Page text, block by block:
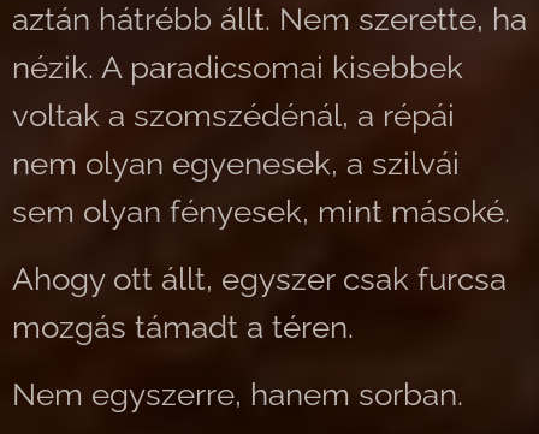
aztán hátrébb állt. Nem szerette, ha
nézik. A paradicsomai kisebbek
voltak a szomszédénál, a répái
nem olyan egyenesek, a szilvái
sem olyan fényesek, mint másoké.
Ahogy ott állt, egyszer csak furcsa
mozgás támadt a téren.
Nem egyszerre, hanem sorban.